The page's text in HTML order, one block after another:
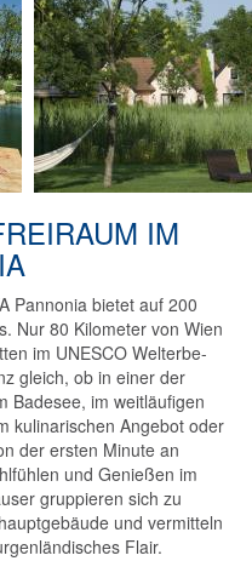
IM
Pannonia bietet auf 200
Nur 80 Kilometer von Wien
im UNESCO Welterbe-
gleich, ob in einer der
Badesee, im weitläufigen
kulinarischen Angebot oder
der ersten Minute an
und Genießen im
gruppieren sich zu
und vermitteln
Flair.